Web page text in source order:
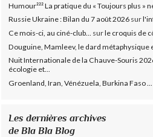
Humour²²² La pratique du « Toujours plus »
Russie Ukraine : Bilan du 7 août 2026 sur
Ce mois-ci, au ciné-club... surle croquis de
Douguine, Mamleev, le dard métaphysique
Nuit Internationale de la Chauve-Souris
écologie et...
Groenland, Iran, Vénézuela, Burkina Faso ...
Les dernières archives
de Bla Bla Blog